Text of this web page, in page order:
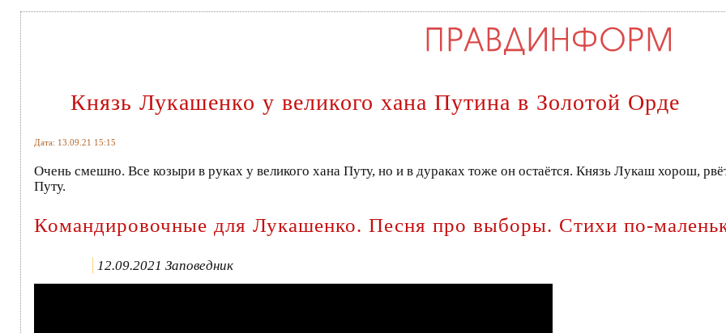
Князь Лукашенко у великого хана Путина в Золотой Орде
Дата: 13.09.21 15:15
Очень смешно. Все козыри в руках у великого хана Путу, но и в дураках тоже он остаётся. Князь Лукаш хорош,
Путу.
Командировочные для Лукашенко. Песня про выборы. Стихи по-
12.09.2021 Заповедник